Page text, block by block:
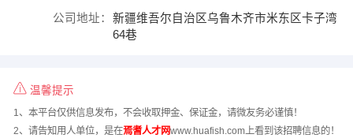
公司地址：
新疆维吾尔自治区乌鲁木齐市米东区卡子湾
64巷
温馨提示
1、本平台仅供信息发布，不会收取押金、保证金，请微友务必谨慎！
2、请告知用人单位，是在焉耆人才网www.huafish.com上看到该招聘信息的！